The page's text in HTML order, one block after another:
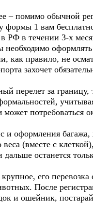
– помимо обычной
формы 1 вам
в РФ в течении 3-х
необходимо
как правило, не
захочет
перелет за
потребоваться
и оформления
веса (вместе с
останется
его перевозка
После
и ошейник,